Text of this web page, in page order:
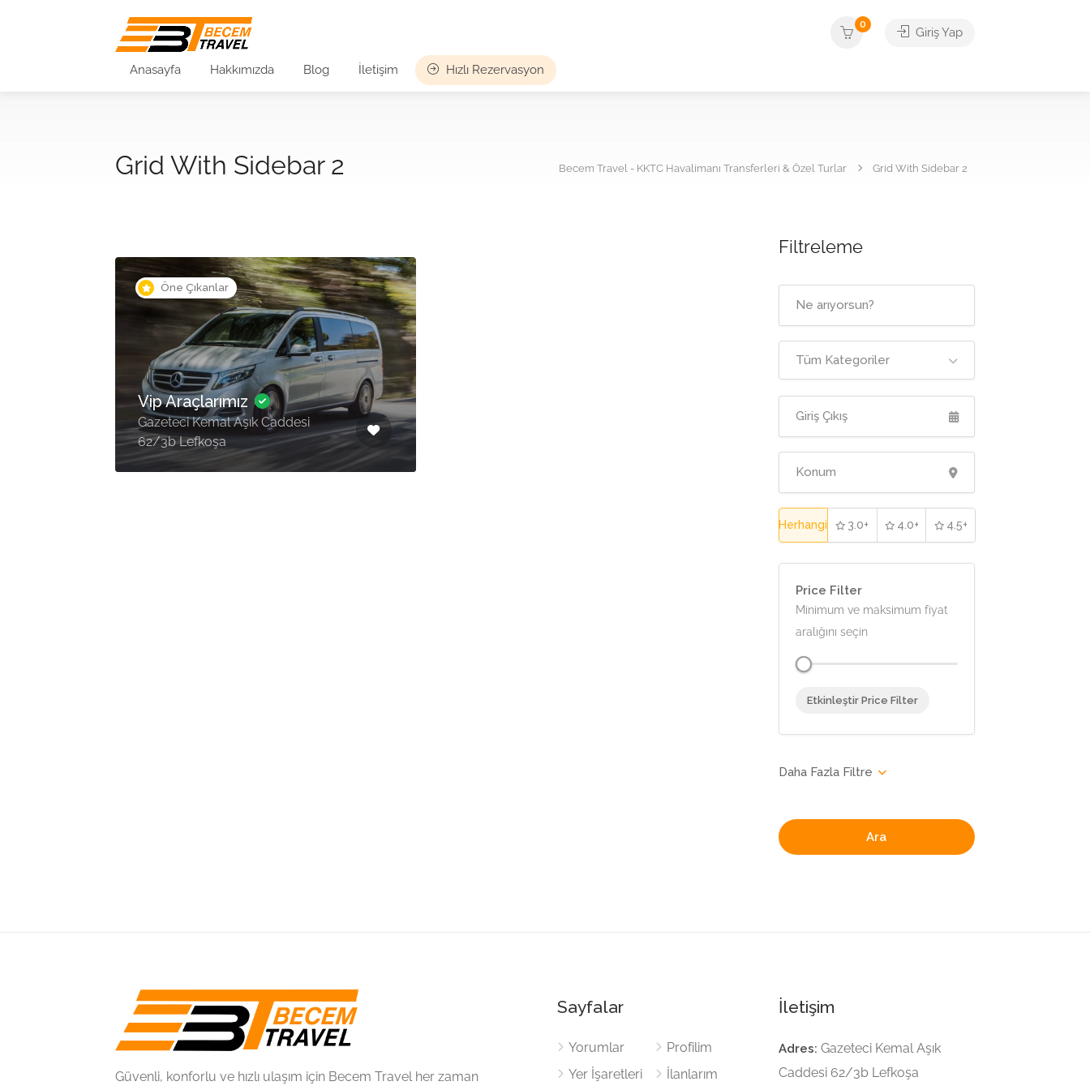
Anasayfa Hakkımızda Blog İletişim Hızlı Rezervasyon
0
Giriş Yap
Grid With Sidebar 2 Becem Travel - KKTC Havalimanı Transferleri & Özel Turlar Grid With Sidebar 2
Öne Çıkanlar
Vip Araçlarımız
Gazeteci Kemal Aşık Caddesi
62/3b Lefkoşa
Filtreleme
Tüm Kategoriler
Herhangi 3.0+ 4.0+ 4.5+
Price Filter
Minimum ve maksimum fiyat
aralığını seçin
Etkinleştir Price Filter
Ara
Güvenli, konforlu ve hızlı ulaşım için Becem Travel her zaman
Sayfalar
Yorumlar
Yer İşaretleri
Profilim
İlanlarım
İletişim
Adres: Gazeteci Kemal Aşık
Caddesi 62/3b Lefkoşa